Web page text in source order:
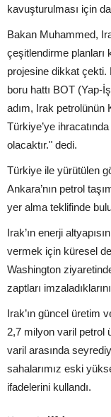
kavuşturulması için
Bakan Muhammed,
çeşitlendirme planları
projesine dikkat çekti.
boru hattı BOT (Yap-
adım, Irak petrolünün
Türkiye’ye
olacaktır." dedi.
Türkiye ile yürütülen
Ankara’nın petrol
yer alma teklifinde
Irak’ın enerji
vermek için küresel
Washington
zaptları
Irak’ın güncel üretim
2,7 milyon varil petrol
varil arasında
sahalarımız eski
ifadelerini kullandı.